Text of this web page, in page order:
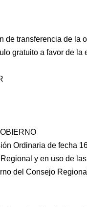
de transferencia de la
gratuito a favor de la
Ordinaria de fecha
y en uso de
del Consejo